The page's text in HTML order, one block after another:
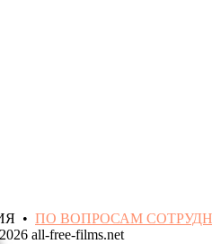
• ПО ВОПРОСАМ
all-free-films.net